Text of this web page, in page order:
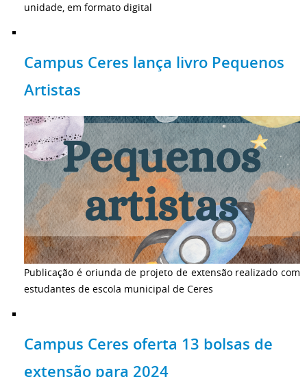
unidade, em formato digital
Campus Ceres lança livro Pequenos
Artistas
Publicação é oriunda de projeto de extensão realizado com
estudantes de escola municipal de Ceres
Campus Ceres oferta 13 bolsas de
extensão para 2024